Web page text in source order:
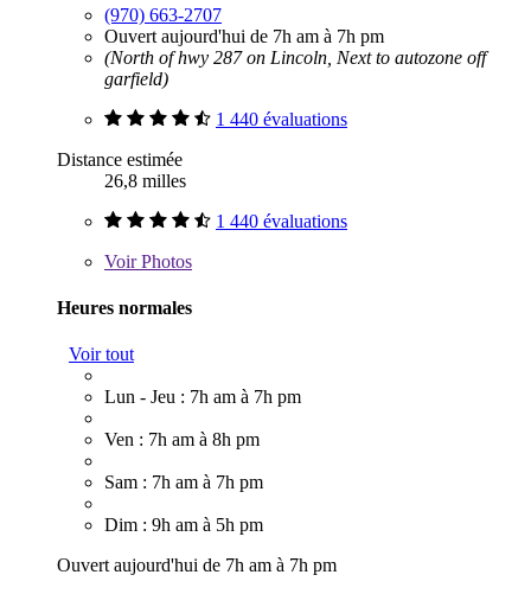
(970) 663-2707
Ouvert aujourd'hui de 7h am à 7h pm
(North of hwy 287 on Lincoln, Next to autozone off
garfield)
1 440 évaluations
Distance estimée
26,8 milles
1 440 évaluations
VoirPhotos
Heures normales
Voir tout
Lun - Jeu : 7h am à 7h pm
Ven : 7h am à 8h pm
Sam : 7h am à 7h pm
Dim : 9h am à 5h pm
Ouvert aujourd'hui de 7h am à 7h pm